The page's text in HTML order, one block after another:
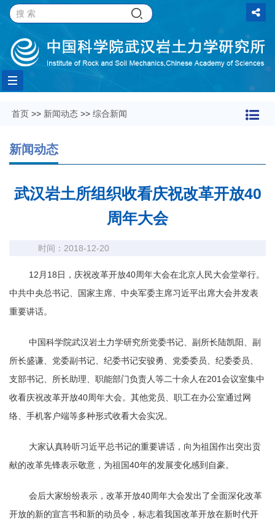
Toggle
navigation
首页 >> 新闻动态 >> 综合新闻
新闻动态
武汉岩土所组织收看庆祝改革开放40
周年大会
时间：2018-12-20
12月 18日，庆祝改革开放40周年大会在北京人民大会堂举行。
中共中央总书记、国家主席、中央军委主席习近平出席大会并发表
重要讲话。
中国科学院武汉岩土力学研究所党委书记、副所长陆凯阳、副
所长盛谦、党委副书记、纪委书记安骏勇、党委委员、纪委委员、
支部书记、所长助理、职能部门负责人等二十余人在201会议室集中
收看庆祝改革开放40周年大会。其他党员、职工在办公室通过网
络、手机客户端等多种形式收看大会实况。
大家认真聆听习近平总书记的重要讲话，向为祖国作出突出贡
献的改革先锋表示敬意，为祖国40年的发展变化感到自豪。
会后大家纷纷表示，改革开放40周年大会发出了全面深化改革
开放的新的宣言书和新的动员令， 标志着我国改革开放在新时代开